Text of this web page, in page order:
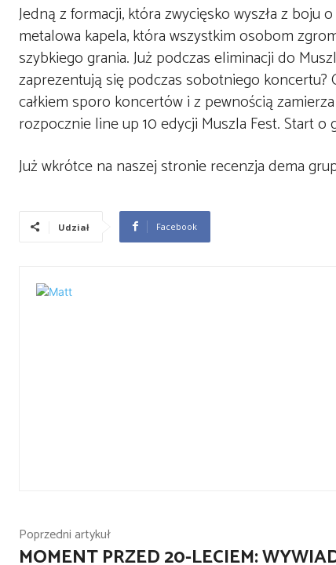
Jedną z formacji, która zwycięsko wyszła z boju
metalowa kapela, która wszystkim osobom
szybkiego grania. Już podczas eliminacji do
zaprezentują się podczas sobotniego
całkiem sporo koncertów i z pewnością
rozpocznie line up 10 edycji Muszla Fest. Start o
Już wkrótce na naszej stronie recenzja dema
Udział Facebook
Poprzedni artykuł
MOMENT PRZED 20-LECIEM: